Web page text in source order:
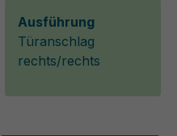
Ausführung
Türanschlag
rechts/rechts